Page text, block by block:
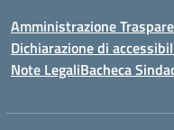
Amministrazione
Dichiarazione di
Note LegaliBacheca